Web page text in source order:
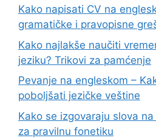
Kako napisati CV na
gramatičke i pravopisne
Kako najlakše naučiti
jeziku? Trikovi za pamćenje
Pevanje na engleskom –
poboljšati jezičke veštine
Kako se izgovaraju slova
za pravilnu fonetiku